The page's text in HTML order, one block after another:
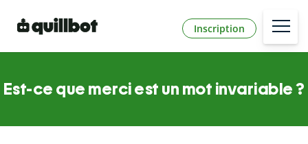
Inscription
Est-ce que merci est un mot invariable ?